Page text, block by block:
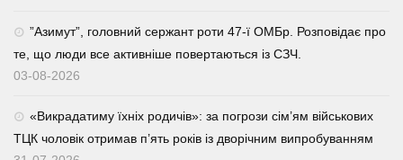
⁨”Азимут”, головний сержант роти 47-ї ОМБр. Розповідає про
те, що люди все активніше повертаються із СЗЧ.
03-08-2026
«Викрадатиму їхніх родичів»: за погрози сім’ям військових
ТЦК чоловік отримав п’ять років із дворічним випробуванням